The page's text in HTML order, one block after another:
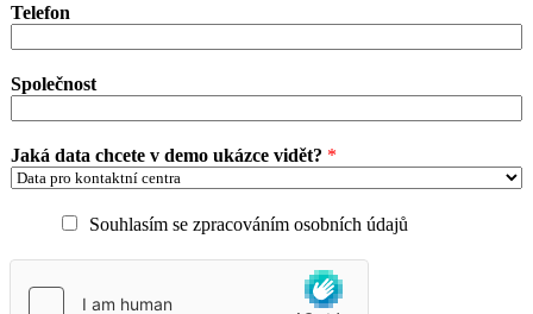
Telefon
Společnost
Jaká data chcete v demo ukázce vidět? *
Souhlasím se zpracováním osobních údajů